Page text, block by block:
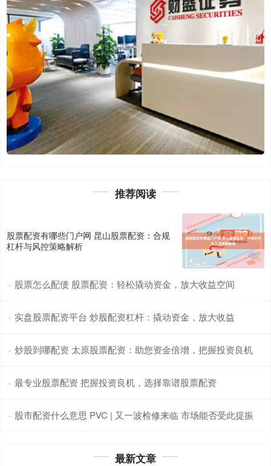
推荐阅读
股票配资有哪些门户网 昆山股票配资：合规
杠杆与风控策略解析
· 股票怎么配债 股票配资：轻松撬动资金，放大收益空间
· 实盘股票配资平台 炒股配资杠杆：撬动资金，放大收益
· 炒股到哪配资 太原股票配资：助您资金倍增，把握投资良机
· 最专业股票配资 把握投资良机，选择靠谱股票配资
· 股市配资什么意思 PVC | 又一波检修来临 市场能否受此提振
最新文章